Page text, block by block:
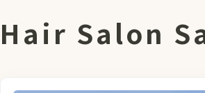
Hair Salon